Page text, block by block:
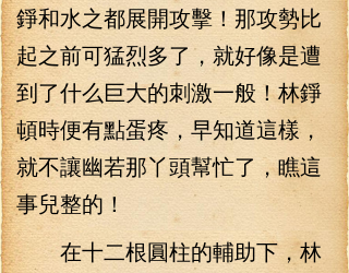
錚和水之都展開攻擊！那攻勢比
起之前可猛烈多了，就好像是遭
到了什么巨大的刺激一般！林錚
頓時便有點蛋疼，早知道這樣，
就不讓幽若那丫頭幫忙了，瞧這
事兒整的！
在十二根圓柱的輔助下，林